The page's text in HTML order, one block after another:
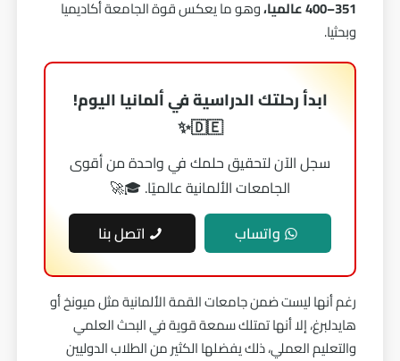
351–400 عالميا،
وهو ما يعكس قوة الجامعة أكاديميا
وبحثيا.
ابدأ رحلتك الدراسية في ألمانيا اليوم!
🇩🇪✨
سجل الآن لتحقيق حلمك في واحدة من أقوى
الجامعات الألمانية عالميًا. 🎓🚀
واتساب
اتصل بنا
رغم أنها ليست ضمن جامعات القمة الألمانية مثل ميونخ أو
هايدلبرغ، إلا أنها تمتلك سمعة قوية في البحث العلمي
والتعليم العملي، ذلك يفضلها الكثير من الطلاب الدوليين